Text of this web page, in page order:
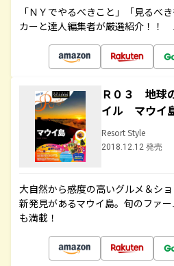
「ＮＹでやるべきこと」「見るべ
カーと達人編集者が厳選紹介！！
Ｒ０３ 地球
イル マウイ
Resort Style
2018.12.12 発売
大自然から感度の高いグルメ＆シ
新発見があるマウイ島。旬のファ
も満載！